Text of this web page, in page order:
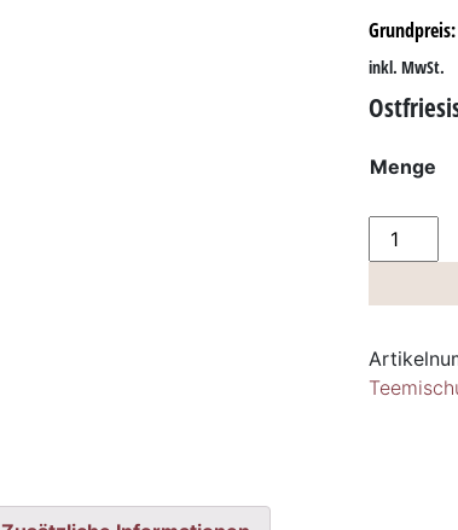
inkl. MwSt.
Menge
Mischung
Menge